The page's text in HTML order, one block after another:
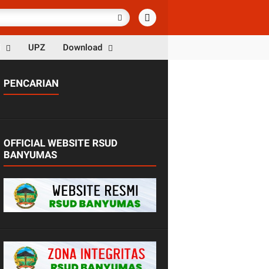
UPZ Download
PENCARIAN
OFFICIAL WEBSITE RSUD
BANYUMAS